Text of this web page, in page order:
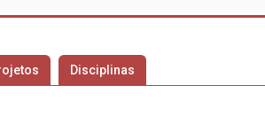
Disciplinas